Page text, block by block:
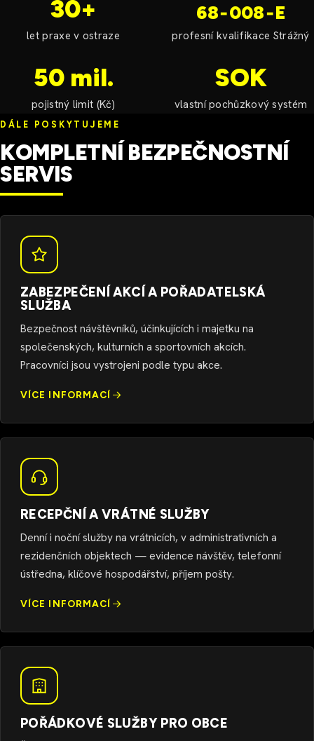
30+
let praxe v ostraze
68‑008‑E
profesní kvalifikace Strážný
50 mil.
pojistný limit (Kč)
SOK
vlastní pochůzkový systém
DÁLE POSKYTUJEME
KOMPLETNÍ BEZPEČNOSTNÍ
SERVIS
ZABEZPEČENÍ AKCÍ A POŘADATELSKÁ
SLUŽBA
Bezpečnost návštěvníků, účinkujících i majetku na
společenských, kulturních a sportovních akcích.
Pracovníci jsou vystrojeni podle typu akce.
VÍCE INFORMACÍ
RECEPČNÍ A VRÁTNÉ SLUŽBY
Denní i noční služby na vrátnicích, v administrativních a
rezidenčních objektech — evidence návštěv, telefonní
ústředna, klíčové hospodářství, příjem pošty.
VÍCE INFORMACÍ
POŘÁDKOVÉ SLUŽBY PRO OBCE